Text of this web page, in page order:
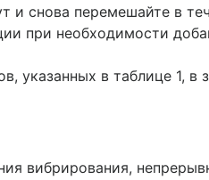
и снова перемешайте в
при необходимости
указанных в таблице
вибрирования,